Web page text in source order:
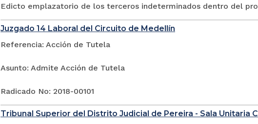
Edicto emplazatorio de los terceros indeterminados dentro del
Juzgado 14 Laboral del Circuito de Medellín
Referencia: Acción de Tutela
Asunto: Admite Acción de Tutela
Radicado No: 2018-00101
Tribunal Superior del Distrito Judicial de Pereira - Sala Unitaria